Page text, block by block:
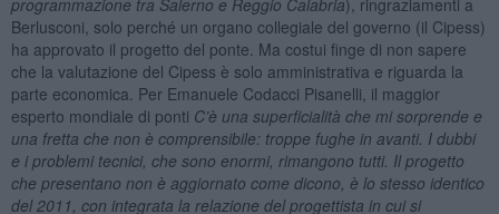
Berlusconi, solo perché un organo collegiale del governo (il Cipess)
ha approvato il progetto del ponte. Ma costui finge di non sapere
che la valutazione del Cipess è solo amministrativa e riguarda la
parte economica. Per Emanuele Codacci Pisanelli, il maggior
esperto mondiale di ponti C’è una superficialità che mi sorprende e
una fretta che non è comprensibile: troppe fughe in avanti. I dubbi
e i problemi tecnici, che sono enormi, rimangono tutti. Il progetto
che presentano non è aggiornato come dicono, è lo stesso identico
del 2011, con integrata la relazione del progettista in cui si